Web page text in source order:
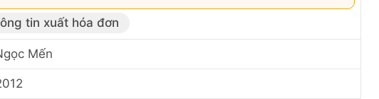
tin xuất hóa đơn
Mến